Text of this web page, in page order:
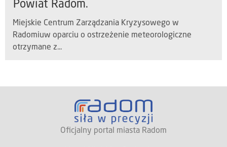
Powiat Radom.
Miejskie Centrum Zarządzania Kryzysowego w
Radomiuw oparciu o ostrzeżenie meteorologiczne
otrzymane z...
Oficjalny portal miasta Radom